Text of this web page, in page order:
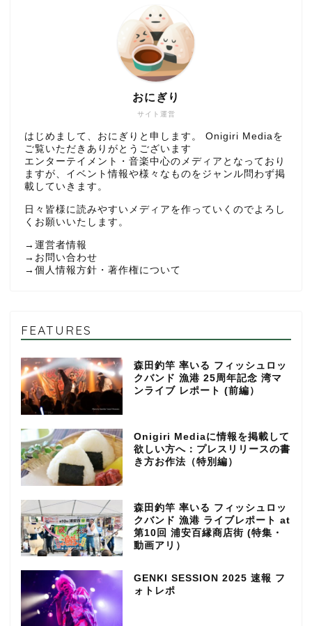
サイト運営
おにぎり
はじめまして、おにぎりと申します。 Onigiri Mediaを
ご覧いただきありがとうございます
エンターテイメント・音楽中心のメディアとなっており
ますが、イベント情報や様々なものをジャンル問わず掲
載していきます。
日々皆様に読みやすいメディアを作っていくのでよろし
くお願いいたします。
→ 運営者情報
→ お問い合わせ
→ 個人情報方針・著作権について
FEATURES
森田釣竿 率いる フィッシュロッ
クバンド 漁港 25周年記念 湾マ
ンライブ レポート (前編）
Onigiri Mediaに情報を掲載して
欲しい方へ：プレスリリースの書
き方お作法（特別編）
森田釣竿 率いる フィッシュロッ
クバンド 漁港 ライブレポート at
第10回 浦安百縁商店街 (特集・
動画アリ）
GENKI SESSION 2025 速報 フ
ォトレポ